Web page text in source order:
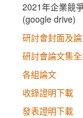
2021年企業競
(google drive)
研討會封面及
研討會論文集
各組論文
收錄證明下載
發表證明下載